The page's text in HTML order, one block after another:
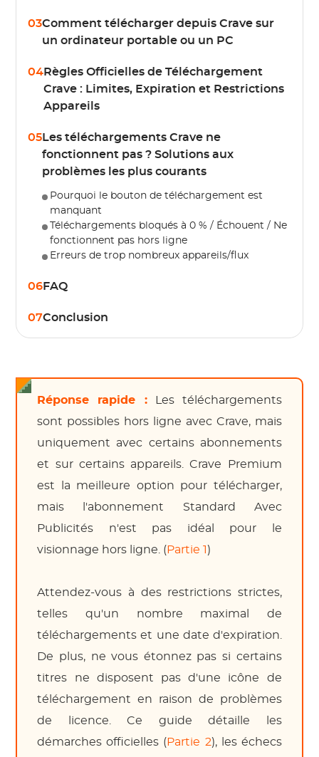
03Comment télécharger depuis Crave sur
un ordinateur portable ou un PC
04Règles Officielles de Téléchargement
Crave : Limites, Expiration et Restrictions
Appareils
05Les téléchargements Crave ne
fonctionnent pas ? Solutions aux
problèmes les plus courants
Pourquoi le bouton de téléchargement est
manquant
Téléchargements bloqués à 0 % / Échouent / Ne
fonctionnent pas hors ligne
Erreurs de trop nombreux appareils/flux
06FAQ
07Conclusion
Réponse rapide :Les téléchargements
sont possibles hors ligne avec Crave, mais
uniquement avec certains abonnements
et sur certains appareils. Crave Premium
est la meilleure option pour télécharger,
mais l'abonnement Standard Avec
Publicités n'est pas idéal pour le
visionnage hors ligne. ( Partie 1 )
Attendez-vous à des restrictions strictes,
telles qu'un nombre maximal de
téléchargements et une date d'expiration.
De plus, ne vous étonnez pas si certains
titres ne disposent pas d'une icône de
téléchargement en raison de problèmes
de licence. Ce guide détaille les
démarches officielles ( Partie 2), les échecs